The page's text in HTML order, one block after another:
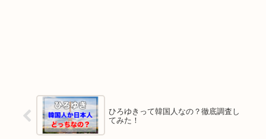
ひろゆきって韓国人なの？徹底調査し
てみた！